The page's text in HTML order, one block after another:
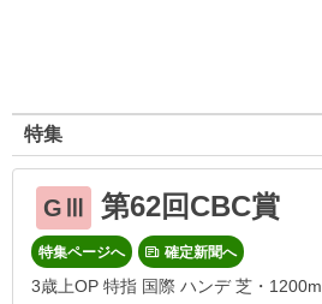
特集
GⅢ 第62回CBC賞
特集ページへ 確定新聞へ
3歳上OP 特指 国際 ハンデ 芝・1200m